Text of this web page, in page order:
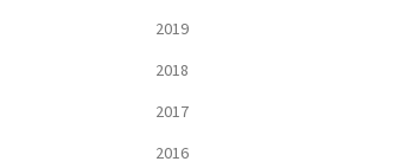
2019
2018
2017
2016